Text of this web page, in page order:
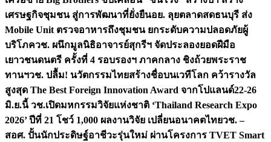
เศรษฐกิจชุมชน สู่การพัฒนาที่ยั่งยืนอย. ลุยตลาดสดธนบุรี ส่ง
Mobile Unit ตรวจอาหารถึงชุมชน ยกระดับความปลอดภัยผู้
บริโภควช. ผนึกมูลนิธิอาจารย์สุกรีฯ จัดประลองยอดฝีมือ
เยาวชนดนตรี ครั้งที่ 4 รอบรองฯ ภาคกลาง ชิงถ้วยพระราช
ทานฯวช. ปลื้ม! นวัตกรรมไทยสร้างชื่อบนเวทีโลก คว้ารางวัล
สูงสุด The Best Foreign Innovation Award จากโปแลนด์22-26
มิ.ย.นี้ วช.เปิดมหกรรมวิจัยแห่งชาติ ‘Thailand Research Expo
2026’ ปีที่ 21 โชว์ 1,000 ผลงานวิจัย เปลี่ยนอนาคตไทยวช. –
สอศ. ปั้นนักประดิษฐ์อาชีวะรุ่นใหม่ ผ่านโครงการ TVET Smart